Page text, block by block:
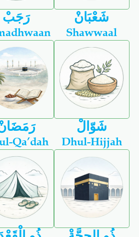
رَجَبْ شَعْبَانْ
Shawwaal
شَوّالْ
Qa’dah Dhul-Hijjah